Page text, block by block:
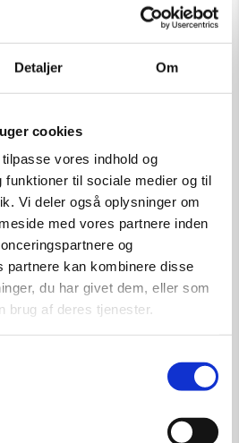
Detaljer Om
cookies
vores indhold og
funktioner til sociale medier og til
Vi deler også oplysninger om
med vores partnere inden
og
partnere kan kombinere disse
du har givet dem, eller som
brug af deres tjenester.
Henning U. Sørensen
40×30
kr.1.750,00
til kurv